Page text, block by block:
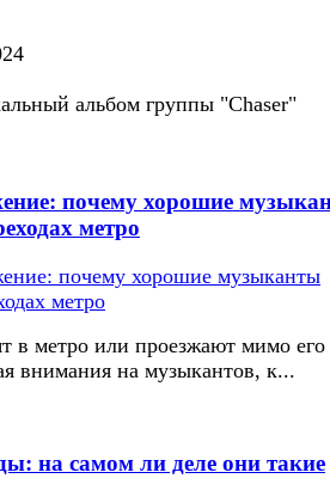
альбом группы "Chaser"
почему хорошие
метро
в метро или проезжают мимо его
внимания на музыкантов, к...
на самом ли деле они такие